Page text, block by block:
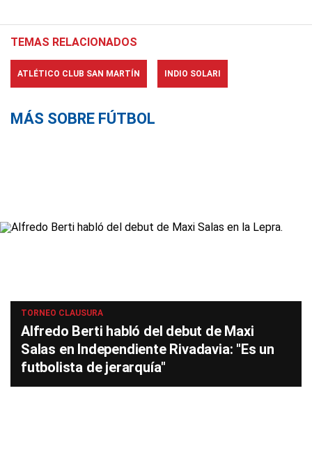
TEMAS RELACIONADOS
ATLÉTICO CLUB SAN MARTÍN INDIO SOLARI
MÁS SOBRE FÚTBOL
TORNEO CLAUSURA
Alfredo Berti habló del debut de Maxi
Salas en Independiente Rivadavia: "Es un
futbolista de jerarquía"